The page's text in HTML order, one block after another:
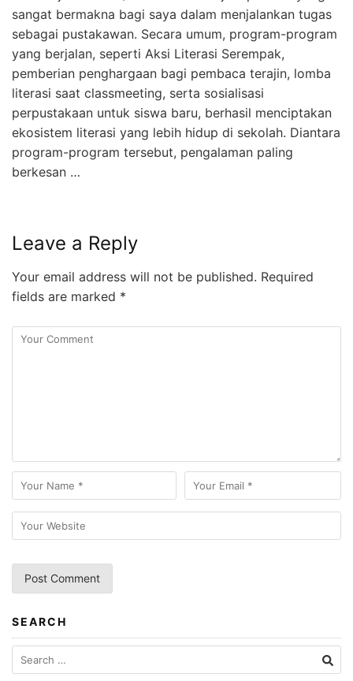
sangat bermakna bagi saya dalam menjalankan tugas
sebagai pustakawan. Secara umum, program-program
yang berjalan, seperti Aksi Literasi Serempak,
pemberian penghargaan bagi pembaca terajin, lomba
literasi saat classmeeting, serta sosialisasi
perpustakaan untuk siswa baru, berhasil menciptakan
ekosistem literasi yang lebih hidup di sekolah. Diantara
program-program tersebut, pengalaman paling
berkesan …
Leave a Reply
Your email address will not be published. Required
fields are marked *
SEARCH